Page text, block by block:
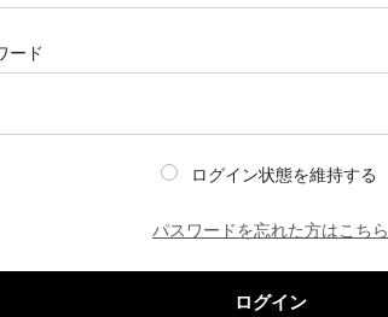
ード
ログイン状態を維持する
パスワードを忘れた方はこちら
ログイン